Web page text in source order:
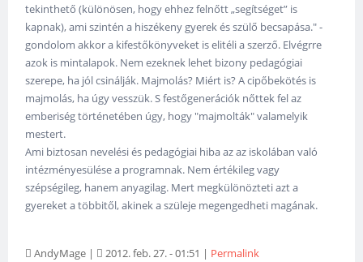
tekinthető (különösen, hogy ehhez felnőtt „segítséget” is
kapnak), ami szintén a hiszékeny gyerek és szülő becsapása." -
gondolom akkor a kifestőkönyveket is elitéli a szerző. Elvégrre
azok is mintalapok. Nem ezeknek lehet bizony pedagógiai
szerepe, ha jól csinálják. Majmolás? Miért is? A cipőbekötés is
majmolás, ha úgy vesszük. S festőgenerációk nőttek fel az
emberiség történetében úgy, hogy "majmolták" valamelyik
mestert.
Ami biztosan nevelési és pedagógiai hiba az az iskolában való
intézményesülése a programnak. Nem értékileg vagy
szépségileg, hanem anyagilag. Mert megkülönözteti azt a
gyereket a többitől, akinek a szüleje megengedheti magának.
AndyMage | 2012. feb. 27. - 01:51 | Permalink